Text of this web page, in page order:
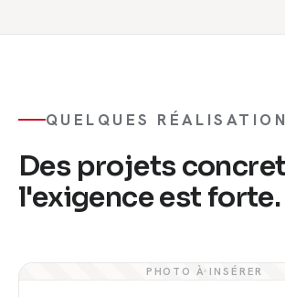
QUELQUES
Des projets
l'exigence est forte.
PHOTO À INSÉRER